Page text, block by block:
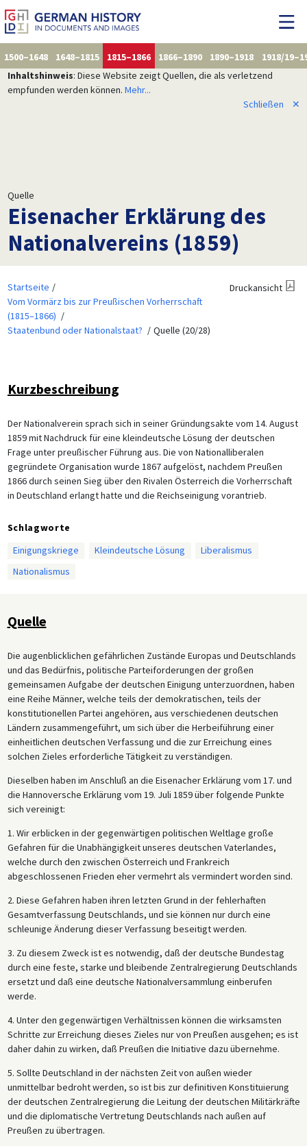
1500–1648 1648–1815 1815–1866 1866–1890 1890–1918
1918/
Inhaltshinweis: Diese Website zeigt Quellen, die als verletzend
empfunden werden können. Mehr...
Schließen
✕
Quelle
Eisenacher Erklärung des
Nationalvereins (1859)
Startseite
Vom Vormärz bis zur Preußischen Vorherrschaft
(1815–1866)
Staatenbund oder Nationalstaat?
Quelle (20/28)
Druckansicht
Kurzbeschreibung
Der Nationalverein sprach sich in seiner Gründungsakte vom 14. August
1859 mit Nachdruck für eine kleindeutsche Lösung der deutschen
Frage unter preußischer Führung aus. Die von Nationalliberalen
gegründete Organisation wurde 1867 aufgelöst, nachdem Preußen
1866 durch seinen Sieg über den Rivalen Österreich die Vorherrschaft
in Deutschland erlangt hatte und die Reichseinigung vorantrieb.
Schlagworte
Einigungskriege
Kleindeutsche Lösung
Liberalismus
Nationalismus
Quelle
Die augenblicklichen gefährlichen Zustände Europas und Deutschlands
und das Bedürfnis, politische Parteiforderungen der großen
gemeinsamen Aufgabe der deutschen Einigung unterzuordnen, haben
eine Reihe Männer, welche teils der demokratischen, teils der
konstitutionellen Partei angehören, aus verschiedenen deutschen
Ländern zusammengeführt, um sich über die Herbeiführung einer
einheitlichen deutschen Verfassung und die zur Erreichung eines
solchen Zieles erforderliche Tätigkeit zu verständigen.
Dieselben haben im Anschluß an die Eisenacher Erklärung vom 17. und
die Hannoversche Erklärung vom 19. Juli 1859 über folgende Punkte
sich vereinigt:
1. Wir erblicken in der gegenwärtigen politischen Weltlage große
Gefahren für die Unabhängigkeit unseres deutschen Vaterlandes,
welche durch den zwischen Österreich und Frankreich
abgeschlossenen Frieden eher vermehrt als vermindert worden sind.
2. Diese Gefahren haben ihren letzten Grund in der fehlerhaften
Gesamtverfassung Deutschlands, und sie können nur durch eine
schleunige Änderung dieser Verfassung beseitigt werden.
3. Zu diesem Zweck ist es notwendig, daß der deutsche Bundestag
durch eine feste, starke und bleibende Zentralregierung Deutschlands
ersetzt und daß eine deutsche Nationalversammlung einberufen
werde.
4. Unter den gegenwärtigen Verhältnissen können die wirksamsten
Schritte zur Erreichung dieses Zieles nur von Preußen ausgehen; es ist
daher dahin zu wirken, daß Preußen die Initiative dazu übernehme.
5. Sollte Deutschland in der nächsten Zeit von außen wieder
unmittelbar bedroht werden, so ist bis zur definitiven Konstituierung
der deutschen Zentralregierung die Leitung der deutschen Militärkräfte
und die diplomatische Vertretung Deutschlands nach außen auf
Preußen zu übertragen.